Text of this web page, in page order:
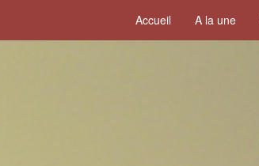
Accueil A la une